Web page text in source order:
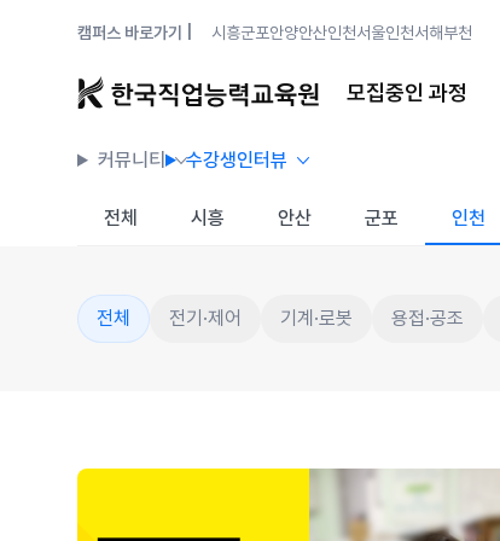
캠퍼스 바로가기 | 시흥군포안양안산인천서울인천서해부천
모집중인 과정
커뮤니티 수강생인터뷰
전체 시흥 안산 군포 인천
전체 전기·제어 기계·로봇 용접·공조